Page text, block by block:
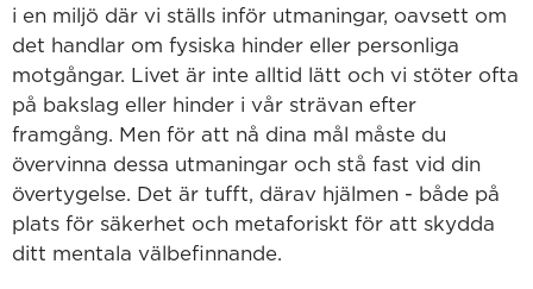
i en miljö där vi ställs inför utmaningar, oavsett om
det handlar om fysiska hinder eller personliga
motgångar. Livet är inte alltid lätt och vi stöter ofta
på bakslag eller hinder i vår strävan efter
framgång. Men för att nå dina mål måste du
övervinna dessa utmaningar och stå fast vid din
övertygelse. Det är tufft, därav hjälmen - både på
plats för säkerhet och metaforiskt för att skydda
ditt mentala välbefinnande.